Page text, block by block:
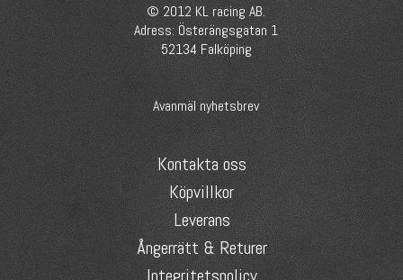
© 2012 KL racing AB.
Adress: Österängsgatan 1
52134 Falköping
Avanmäl nyhetsbrev
Kontakta oss
Köpvillkor
Leverans
Ångerrätt & Returer
Integritetspolicy